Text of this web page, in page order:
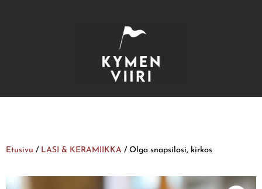
Etusivu / LASI & KERAMIIKKA / Olga snapsilasi, kirkas